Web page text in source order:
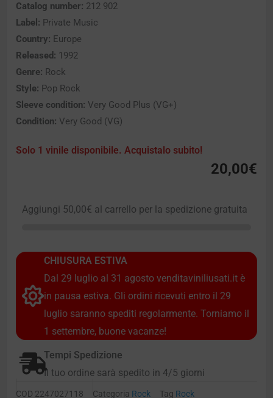
Catalog number: 212 902
Label: Private Music
Country: Europe
Released: 1992
Genre: Rock
Style: Pop Rock
Sleeve condition: Very Good Plus (VG+)
Condition: Very Good (VG)
Solo 1 vinile disponibile. Acquistalo subito!
20,00€
Aggiungi 50,00€ al carrello per la spedizione gratuita
CHIUSURA ESTIVA
Dal 29 luglio al 31 agosto venditaviniliusati.it è
in pausa estiva. Gli ordini ricevuti entro il 29
luglio saranno spediti regolarmente. Torniamo il
1 settembre, buone vacanze!
Tempi Spedizione
Il tuo ordine sarà spedito in 4/5 giorni
COD 2247027118 Categoria Rock Tag Rock